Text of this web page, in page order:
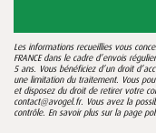
Les informations recueillies vous
FRANCE dans le cadre d’envois
5 ans. Vous bénéficiez d’un droit
une limitation du traitement. Vous
et disposez du droit de retirer votre
contact@avogel.fr. Vous avez la
contrôle. En savoir plus sur la page